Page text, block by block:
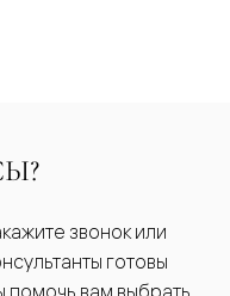
звонок или
готовы